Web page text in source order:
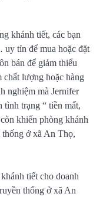
khánh tiết, các bạn
tín để mua hoặc đặt
bán để giảm thiểu
chất lượng hoặc hàng
nghiệm mà Jernifer
tình trạng “ tiền mất,
khiến phòng khánh
ở xã An Thọ,
tiết cho doanh
thống ở xã An